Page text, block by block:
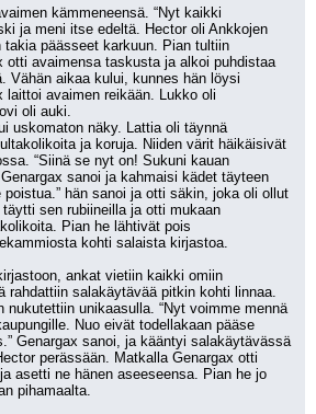
kämmeneensä. “Nyt kaikki
ja meni itse edeltä. Hector oli Ankkojen
päässeet karkuun. Pian tultiin
otti avaimensa taskusta ja alkoi puhdistaa
Vähän aikaa kului, kunnes hän löysi
laittoi avaimen reikään. Lukko oli
oli auki.
uskomaton näky. Lattia oli täynnä
ja koruja. Niiden värit häikäisivät
“Siinä se nyt on! Sukuni kauan
sanoi ja kahmaisi kädet täyteen
hän sanoi ja otti säkin, joka oli ollut
sen rubiineilla ja otti mukaan
Pian he lähtivät pois
kohti salaista kirjastoa.
rahdattiin salakäytävää pitkin kohti linnaa.
nukutettiin unikaasulla. “Nyt voimme mennä
Nuo eivät todellakaan pääse
Genargax sanoi, ja kääntyi salakäytävässä
perässään. Matkalla Genargax otti
asetti ne hänen aseeseensa. Pian he jo
pihamaalta.